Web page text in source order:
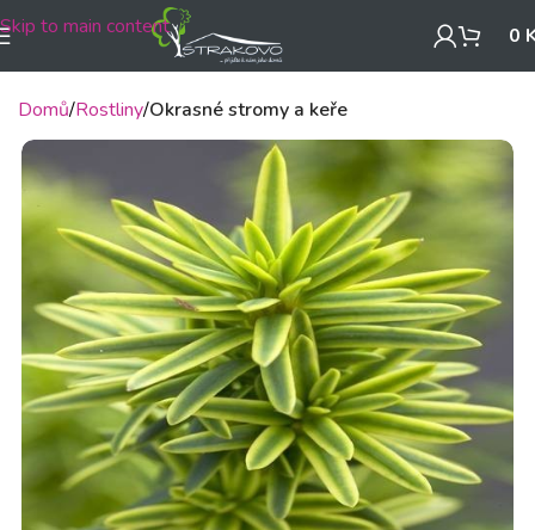
Skip to main content 0
Domů Rostliny Okrasné stromy a keře